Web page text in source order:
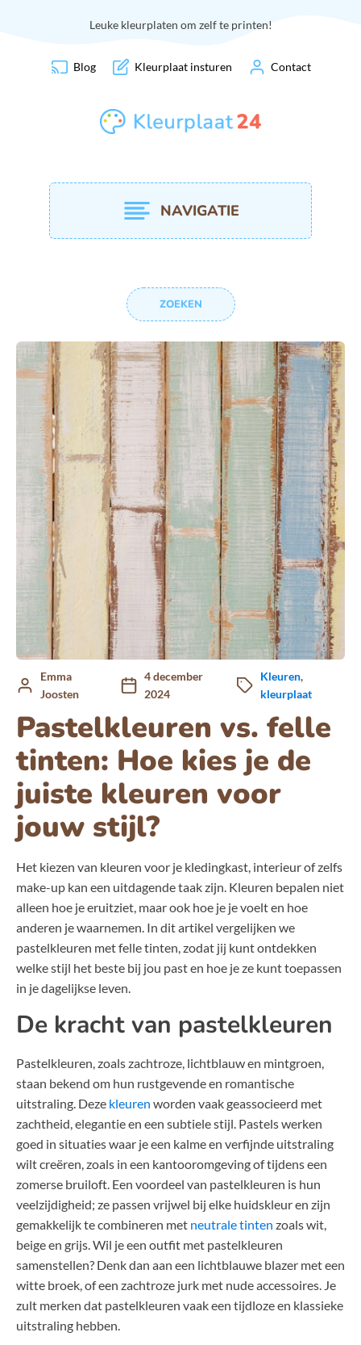
Leuke kleurplaten om zelf te printen!
Blog Kleurplaat insturen Contact
NAVIGATIE
ZOEKEN
Emma
Joosten
4 december
2024
Kleuren,
kleurplaat
Pastelkleuren vs. felle
tinten: Hoe kies je de
juiste kleuren voor
jouw stijl?
Het kiezen van kleuren voor je kledingkast, interieur of zelfs
make-up kan een uitdagende taak zijn. Kleuren bepalen niet
alleen hoe je eruitziet, maar ook hoe je je voelt en hoe
anderen je waarnemen. In dit artikel vergelijken we
pastelkleuren met felle tinten, zodat jij kunt ontdekken
welke stijl het beste bij jou past en hoe je ze kunt toepassen
in je dagelijkse leven.
De kracht van pastelkleuren
Pastelkleuren, zoals zachtroze, lichtblauw en mintgroen,
staan bekend om hun rustgevende en romantische
uitstraling. Deze kleuren worden vaak geassocieerd met
zachtheid, elegantie en een subtiele stijl. Pastels werken
goed in situaties waar je een kalme en verfijnde uitstraling
wilt creëren, zoals in een kantooromgeving of tijdens een
zomerse bruiloft. Een voordeel van pastelkleuren is hun
veelzijdigheid; ze passen vrijwel bij elke huidskleur en zijn
gemakkelijk te combineren met neutrale tinten zoals wit,
beige en grijs. Wil je een outfit met pastelkleuren
samenstellen? Denk dan aan een lichtblauwe blazer met een
witte broek, of een zachtroze jurk met nude accessoires. Je
zult merken dat pastelkleuren vaak een tijdloze en klassieke
uitstraling hebben.